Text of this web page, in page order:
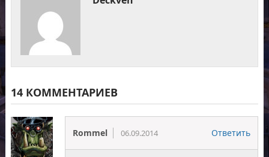
14 КОММЕНТАРИЕВ
Rommel 06.09.2014 Ответить